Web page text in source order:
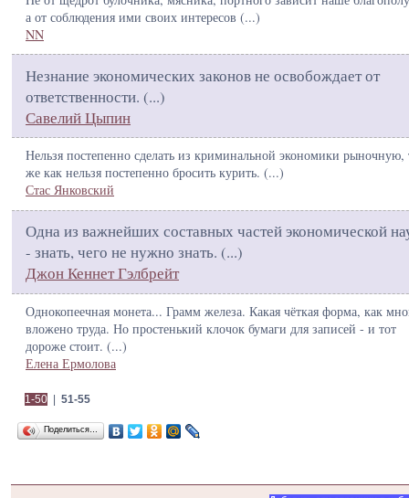
а от соблюдения ими своих интересов (...)
NN
Незнание экономических законов не освобождает от
ответственности. (...)
Савелий Цыпин
Нельзя постепенно сделать из криминальной экономики рыночную,
же как нельзя постепенно бросить курить. (...)
Стас Янковский
Одна из важнейших составных частей экономической
- знать, чего не нужно знать. (...)
Джон Кеннет Гэлбрейт
Однокопеечная монета... Грамм железа. Какая чёткая форма, как
вложено труда. Но простенький клочок бумаги для записей - и тот
дороже стоит. (...)
Елена Ермолова
1-50| 51-55
Поделиться…